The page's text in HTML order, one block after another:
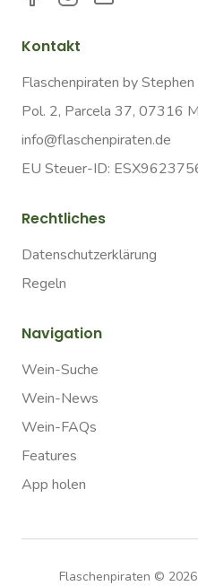
Kontakt
Flaschenpiraten by
Pol. 2, Parcela 37, 07316
info@flaschenpiraten.de
EU Steuer-ID:
Rechtliches
Datenschutzerklärung
Regeln
Navigation
Wein-Suche
Wein-News
Wein-FAQs
Features
App holen
Flaschenpiraten © 2026